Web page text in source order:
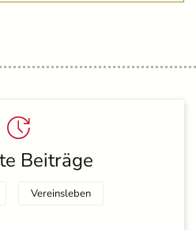
Beiträge
Vereinsleben